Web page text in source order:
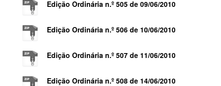
Edição Ordinária n.º 505 de 09/06/2010
Edição Ordinária n.º 506 de 10/06/2010
Edição Ordinária n.º 507 de 11/06/2010
Edição Ordinária n.º 508 de 14/06/2010